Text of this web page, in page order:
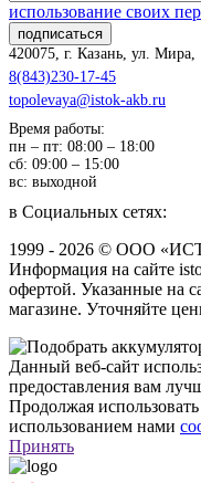
использование своих
подписаться
420075 г. Казань ул. Мира,
8(843)230-17-45
topolevaya@istok-akb.ru
Время работы:
пн – пт: 08:00 – 18:00
сб: 09:00 – 15:00
вс: выходной
в Социальных сетях:
1999 - 2026 © ООО
Информация на сайте
офертой. Указанные на
магазине. Уточняйте
Данный веб-сайт
предоставления вам
Продолжая
использованием нами
Принять